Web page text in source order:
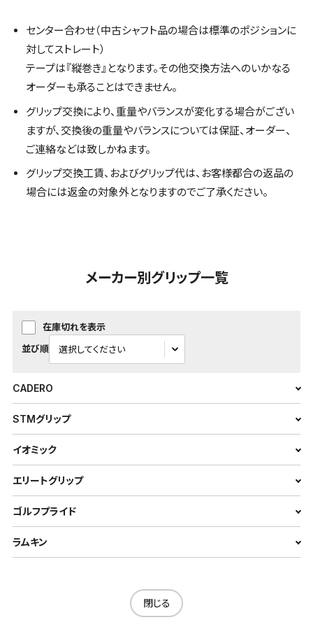
センター合わせ（中古シャフト品の場合は標準のポジションに
対してストレート）
テープは『縦巻き』となります。その他交換方法へのいかなる
オーダーも承ることはできません。
グリップ交換により、重量やバランスが変化する場合がござい
ますが、交換後の重量やバランスについては保証、オーダー、
ご連絡などは致しかねます。
グリップ交換工賃、およびグリップ代は、お客様都合の返品の
場合には返金の対象外となりますのでご了承ください。
メーカー別グリップ一覧
在庫切れを表示
並び順
CADERO
STMグリップ
イオミック
エリートグリップ
ゴルフプライド
ラムキン
閉じる